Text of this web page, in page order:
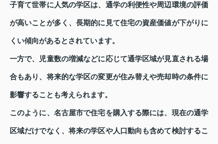
子育て世帯に人気の学区は、通学の利便性や周辺環境の評価
が高いことが多く、長期的に見て住宅の資産価値が下がりに
くい傾向があるとされています。
一方で、児童数の増減などに応じて通学区域が見直される場
合もあり、将来的な学区の変更が住み替えや売却時の条件に
影響することも考えられます。
このように、名古屋市で住宅を購入する際には、現在の通学
区域だけでなく、将来の学区や人口動向も含めて検討するこ